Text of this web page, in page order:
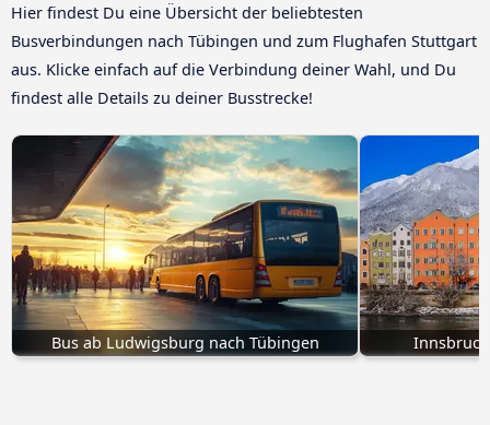
Hier findest Du eine Übersicht der beliebtesten
Busverbindungen nach Tübingen und zum Flughafen Stuttgart
aus. Klicke einfach auf die Verbindung deiner Wahl, und Du
findest alle Details zu deiner Busstrecke!
Bus ab Ludwigsburg nach Tübingen